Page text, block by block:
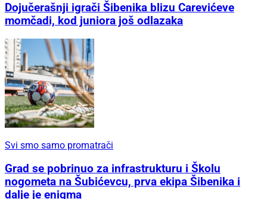
Dojučerašnji igrači Šibenika blizu Carevićeve
momčadi, kod juniora još odlazaka
Svi smo samo promatrači
Grad se pobrinuo za infrastrukturu i Školu
nogometa na Šubićevcu, prva ekipa Šibenika i
dalje je enigma